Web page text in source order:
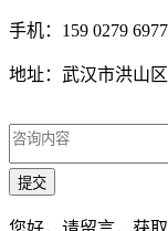
手机：159 0279 6977
地址：武汉市洪山